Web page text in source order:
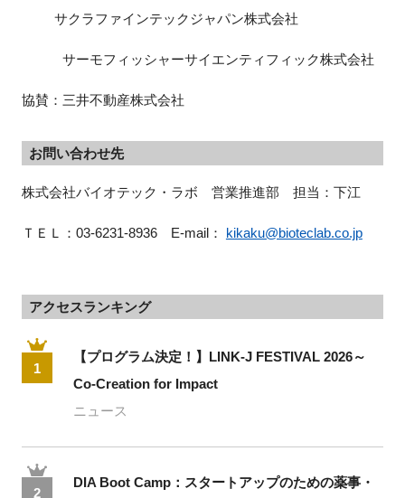
サクラファインテックジャパン株式会社
サーモフィッシャーサイエンティフィック株式会社
協賛：三井不動産株式会社
お問い合わせ先
株式会社バイオテック・ラボ　営業推進部　担当：下江
ＴＥＬ：03-6231-8936　E-mail： kikaku@bioteclab.co.jp
アクセスランキング
1
【プログラム決定！】LINK-J FESTIVAL 2026～
Co-Creation for Impact
ニュース
2
DIA Boot Camp：スタートアップのための薬事・